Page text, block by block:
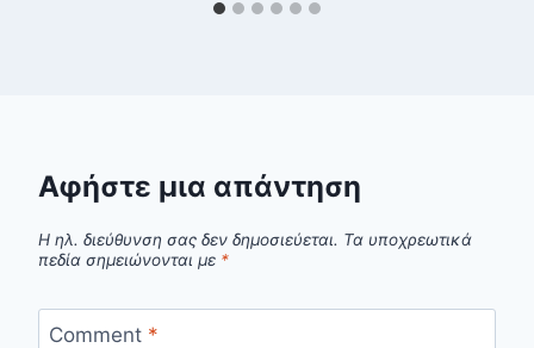
Αφήστε μια απάντηση
Η ηλ. διεύθυνση σας δεν δημοσιεύεται. Τα υποχρεωτικά
πεδία σημειώνονται με *
Comment *